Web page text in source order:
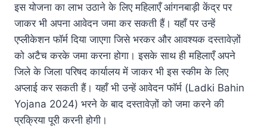
इस योजना का लाभ उठाने के लिए महिलाएँ आंगनबाड़ी केंद्र पर
जाकर भी अपना आवेदन जमा कर सकती हैं। यहाँ पर उन्हें
एप्लीकेशन फॉर्म दिया जाएगा जिसे भरकर और आवश्यक दस्तावेज़ों
को अटैच करके जमा करना होगा। इसके साथ ही महिलाएँ अपने
जिले के जिला परिषद कार्यालय में जाकर भी इस स्कीम के लिए
अप्लाई कर सकती हैं। यहाँ भी उन्हें आवेदन फॉर्म (Ladki Bahin
Yojana 2024) भरने के बाद दस्तावेज़ों को जमा करने की
प्रक्रिया पूरी करनी होगी।